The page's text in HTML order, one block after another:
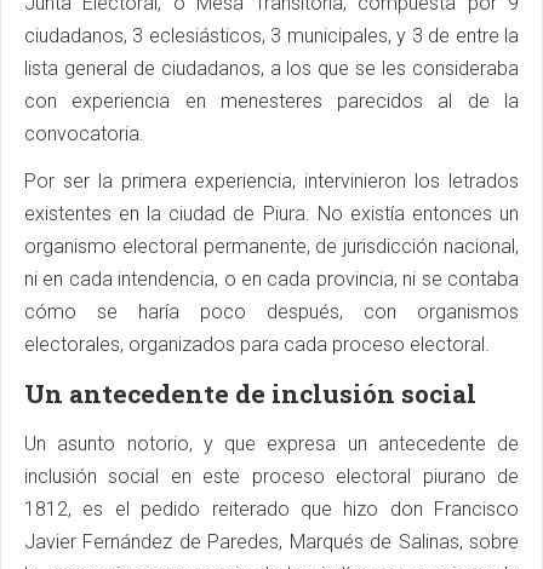
ciudadanos, 3 eclesiásticos, 3 municipales, y 3 de entre la
lista general de ciudadanos, a los que se les consideraba
con experiencia en menesteres parecidos al de la
convocatoria.
Por ser la primera experiencia, intervinieron los letrados
existentes en la ciudad de Piura. No existía entonces un
organismo electoral permanente, de jurisdicción nacional,
ni en cada intendencia, o en cada provincia, ni se contaba
cómo se haría poco después, con organismos
electorales, organizados para cada proceso electoral.
Un antecedente de inclusión social
Un asunto notorio, y que expresa un antecedente de
inclusión social en este proceso electoral piurano de
1812, es el pedido reiterado que hizo don Francisco
Javier Fernández de Paredes, Marqués de Salinas, sobre